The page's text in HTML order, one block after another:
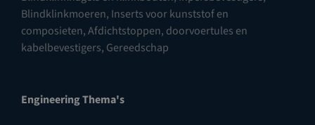
Blindklinkmoeren, Inserts voor kunststof en
composieten,Afdichtstoppen, doorvoertules en
kabelbevestigers, Gereedschap
Engineering Thema's